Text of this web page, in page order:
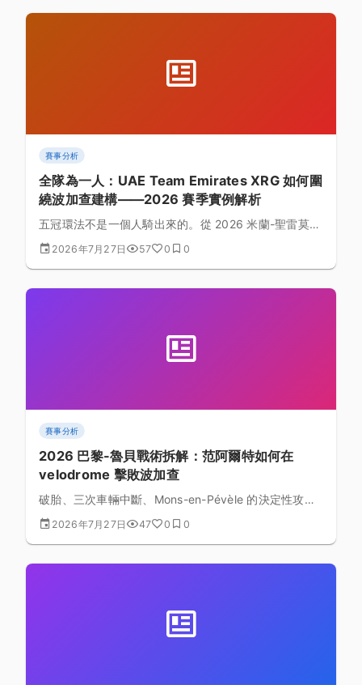
目。
賽事分析
全隊為一人：UAE Team Emirates XRG 如何圍
繞波加查建構——2026 賽季實例解析
五冠環法不是一個人騎出來的。從 2026 米蘭-聖雷莫摔
車後 Vermeersch、Großschartner 的護送，到
McNulty、Del Toro 的領騎，再到環法蘭德斯車隊在
頂尖車隊如何把所有資源對準同一個人。
2026年7月27日 57 0 0
賽事分析
2026 巴黎-魯貝戰術拆解：范阿爾特如何在
velodrome 擊敗波加查
破胎、三次車輛中斷、Mons-en-Pévèle 的決定性攻
擊，最後在自行車場衝刺落敗。這場比賽如何讓 Wout
van Aert 拿下首座石板路紀念碑，又留給波加查什麼樣
2026年7月27日 47 0 0